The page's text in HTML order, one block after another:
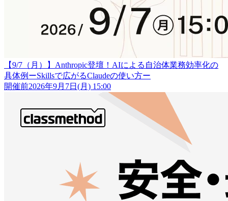
【9/7（月）】Anthropic登壇！AIによる自治体業務効率化の
具体例ーSkillsで広がるClaudeの使い方ー
開催前2026年9月7日(月) 15:00